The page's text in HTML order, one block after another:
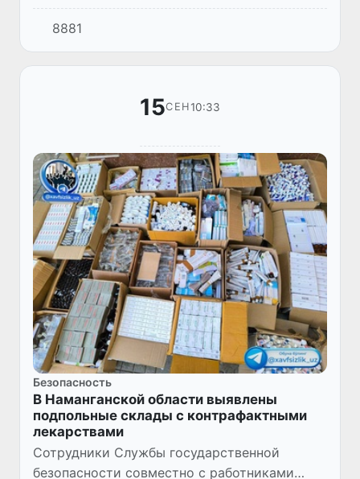
условиями жизни населения 16 сентября
прибыл в Наманганскую область.
8881
15СЕН10:33
Безопасность
В Наманганской области выявлены
подпольные склады с контрафактными
лекарствами
Сотрудники Службы государственной
безопасности совместно с работниками